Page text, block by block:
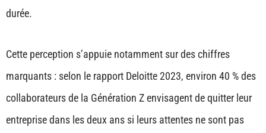
durée.
Cette perception s’appuie notamment sur des chiffres
marquants : selon le rapport Deloitte 2023, environ 40 % des
collaborateurs de la Génération Z envisagent de quitter leur
entreprise dans les deux ans si leurs attentes ne sont pas